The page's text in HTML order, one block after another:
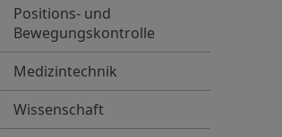
Positions- und
Bewegungskontrolle
Medizintechnik
Wissenschaft